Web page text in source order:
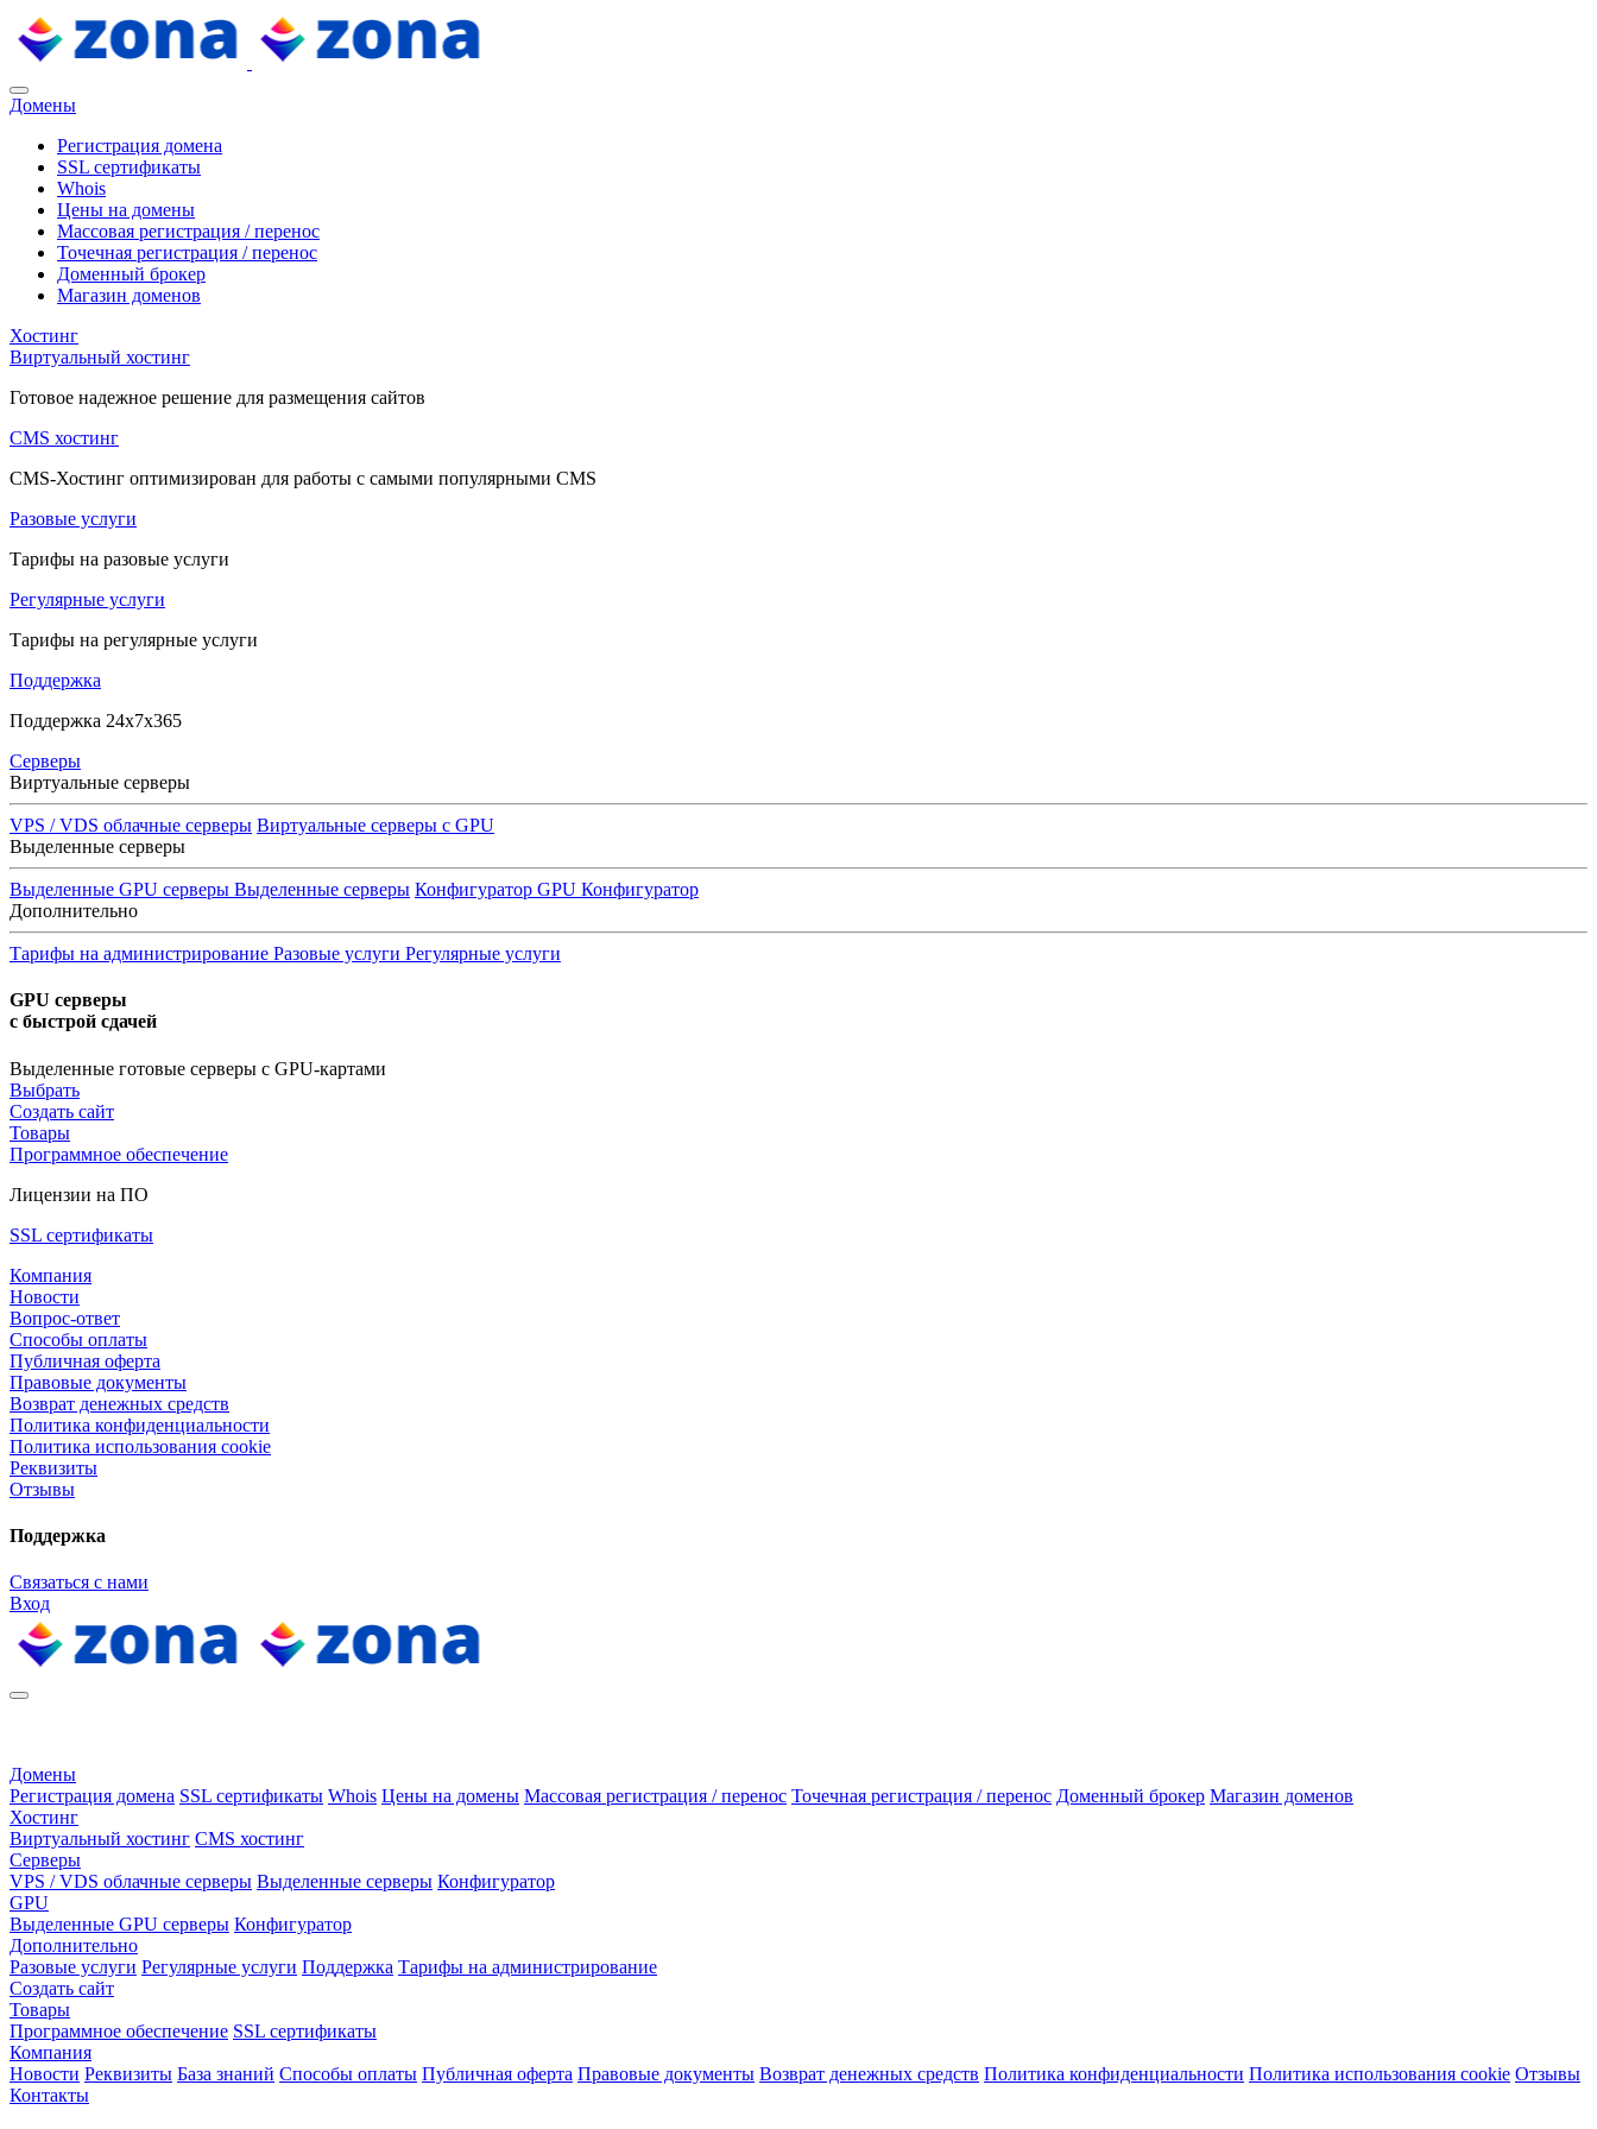
Домены
Регистрация домена
SSL сертификаты
Whois
Цены на домены
Массовая регистрация / перенос
Точечная регистрация / перенос
Доменный брокер
Магазин доменов
Хостинг
Виртуальный хостинг
Готовое надежное решение для размещения сайтов
CMS хостинг
CMS-Хостинг оптимизирован для работы с самыми популярными CMS
Разовые услуги
Тарифы на разовые услуги
Регулярные услуги
Тарифы на регулярные услуги
Поддержка
Поддержка 24x7x365
Серверы
Виртуальные серверы
VPS / VDS облачные серверы Виртуальные серверы с GPU
Выделенные серверы
Выделенные GPU серверы Выделенные серверы Конфигуратор GPU Конфигуратор
Дополнительно
Тарифы на администрирование Разовые услуги Регулярные услуги
GPU серверы
с быстрой сдачей
Выделенные готовые серверы с GPU-картами
Выбрать
Создать сайт
Товары
Программное обеспечение
Лицензии на ПО
SSL сертификаты
Компания
Новости
Вопрос-ответ
Способы оплаты
Публичная оферта
Правовые документы
Возврат денежных средств
Политика конфиденциальности
Политика использования cookie
Реквизиты
Отзывы
Поддержка
Связаться с нами
Вход
Домены
Регистрация домена SSL сертификаты Whois Цены на домены Массовая регистрация / перенос Точечная регистрация / перенос Доменный брокер Магазин доменов
Хостинг
Виртуальный хостинг CMS хостинг
Серверы
VPS / VDS облачные серверы Выделенные серверы Конфигуратор
GPU
Выделенные GPU серверы Конфигуратор
Дополнительно
Разовые услуги Регулярные услуги Поддержка Тарифы на администрирование
Создать сайт
Товары
Программное обеспечение SSL сертификаты
Компания
Новости Реквизиты База знаний Способы оплаты Публичная оферта Правовые документы Возврат денежных средств Политика конфиденциальности Политика использования cookie Отзывы
Контакты